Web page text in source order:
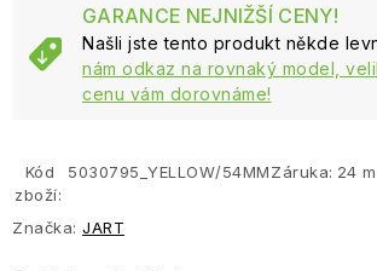
GARANCE NEJNIŽŠÍ CENY!
Našli jste tento produkt někde
nám odkaz na rovnaký model,
cenu vám dorovnáme!
Kód
zboží:
5030795_YELLOW/54MMZáruka: 24
Značka: JART